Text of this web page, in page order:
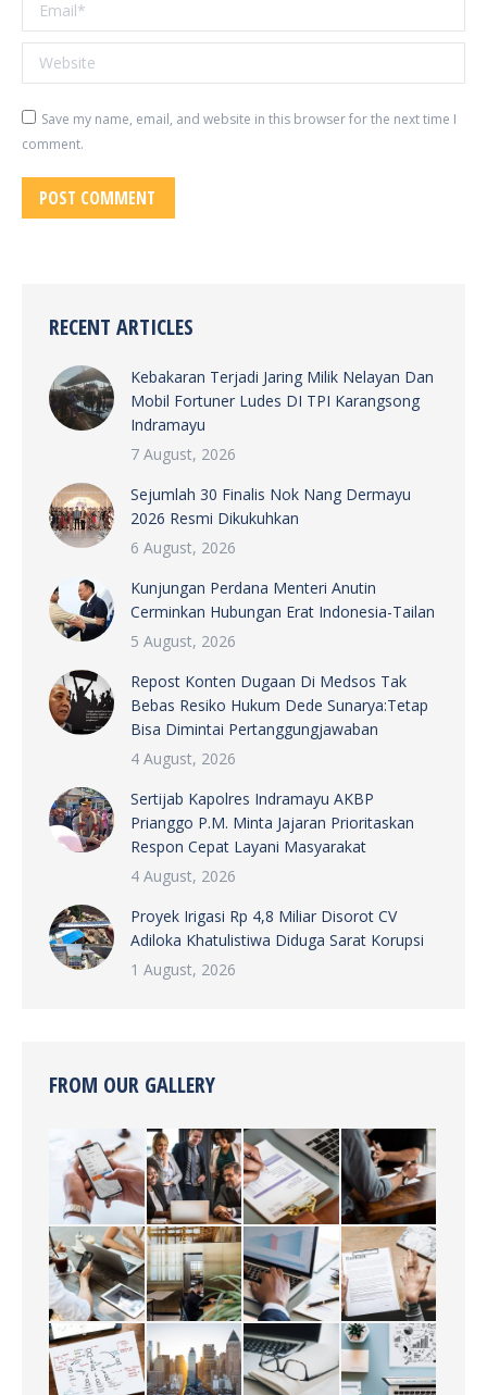
Website
Save my name, email, and website in this browser for the next time I
comment.
POST COMMENT
RECENT ARTICLES
Kebakaran Terjadi Jaring Milik Nelayan Dan
Mobil Fortuner Ludes DI TPI Karangsong
Indramayu
7 August, 2026
Sejumlah 30 Finalis Nok Nang Dermayu
2026 Resmi Dikukuhkan
6 August, 2026
Kunjungan Perdana Menteri Anutin
Cerminkan Hubungan Erat Indonesia-Tailan
5 August, 2026
Repost Konten Dugaan Di Medsos Tak
Bebas Resiko Hukum Dede Sunarya:Tetap
Bisa Dimintai Pertanggungjawaban
4 August, 2026
Sertijab Kapolres Indramayu AKBP
Prianggo P.M. Minta Jajaran Prioritaskan
Respon Cepat Layani Masyarakat
4 August, 2026
Proyek Irigasi Rp 4,8 Miliar Disorot CV
Adiloka Khatulistiwa Diduga Sarat Korupsi
1 August, 2026
FROM OUR GALLERY